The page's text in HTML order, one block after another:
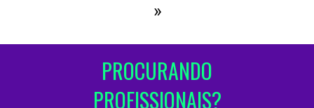
»
PROCURANDO
PROFISSIONAIS?